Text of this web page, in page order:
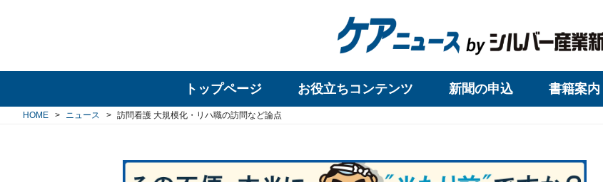
トップページ お役立ちコンテンツ 新聞の申込 書籍案内
HOME ニュース 訪問看護 大規模化・リハ職の訪問など論点